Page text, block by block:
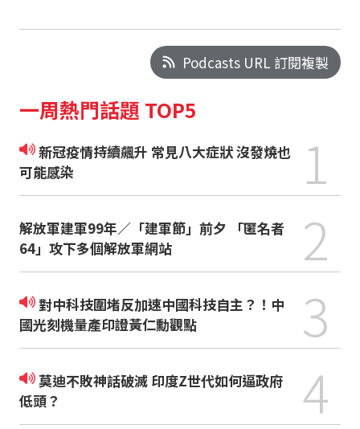
Podcasts URL 訂閱複製
一周熱門話題 TOP5
新冠疫情持續飆升 常見八大症狀 沒發燒也
可能感染
1
解放軍建軍99年／「建軍節」前夕 「匿名者
64」攻下多個解放軍網站
2
對中科技圍堵反加速中國科技自主？！中
國光刻機量產印證黃仁勳觀點
3
莫迪不敗神話破滅 印度Z世代如何逼政府
低頭？
4